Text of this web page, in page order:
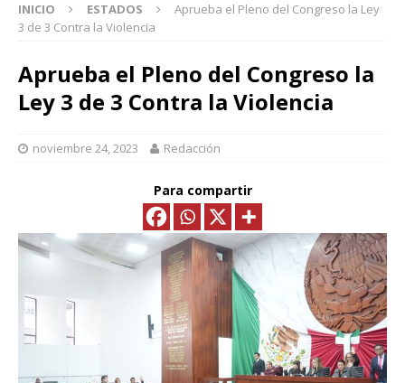
INICIO ESTADOS
Aprueba el Pleno del Congreso la Ley
3 de 3 Contra la Violencia
Aprueba el Pleno del Congreso la
Ley 3 de 3 Contra la Violencia
noviembre 24, 2023 Redacción
Para compartir